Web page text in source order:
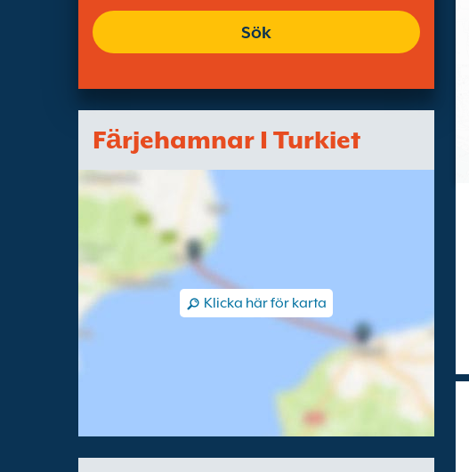
Sök
Fӓrjehamnar I Turkiet
Klicka här för karta